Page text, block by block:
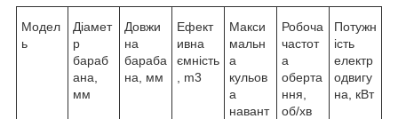
Модел
ь
Діамет
р
бараб
ана,
мм
Довжи
на
бараба
на, мм
Ефект
ивна
ємність
, m3
Макси
мальн
а
кульов
а
навант
Робоча
частот
а
оберта
ння,
об/хв
Потужн
ість
електр
одвигу
на, кВт